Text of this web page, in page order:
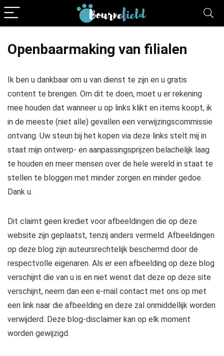
Openbaarmaking van filialen
Ik ben u dankbaar om u van dienst te zijn en u gratis
content te brengen. Om dit te doen, moet u er rekening
mee houden dat wanneer u op links klikt en items koopt, ik
in de meeste (niet alle) gevallen een verwijzingscommissie
ontvang. Uw steun bij het kopen via deze links stelt mij in
staat mijn ontwerp- en aanpassingsprijzen belachelijk laag
te houden en meer mensen over de hele wereld in staat te
stellen te bloggen met minder zorgen en minder gedoe.
Dank u.
Dit claimt geen krediet voor afbeeldingen die op deze
website zijn geplaatst, tenzij anders vermeld. Afbeeldingen
op deze blog zijn auteursrechtelijk beschermd door de
respectvolle eigenaren. Als er een afbeelding op deze blog
verschijnt die van u is en niet wenst dat deze op deze site
verschijnt, neem dan een e-mail contact met ons op met
een link naar die afbeelding en deze zal onmiddellijk worden
verwijderd. Deze blog-disclaimer kan op elk moment
worden gewijzigd.